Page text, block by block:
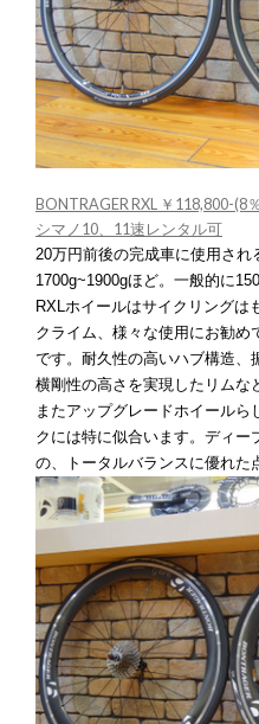
BONTRAGER RXL ￥118,800-
シマノ10、11速レンタル可
20万円前後の完成車に使用さ
1700g~1900gほど。一般的に
RXLホイールはサイクリングは
クライム、様々な使用にお勧
です。耐久性の高いハブ構造、
横剛性の高さを実現したリムな
またアップグレードホイール
クには特に似合います。ディ
の、トータルバランスに優れた